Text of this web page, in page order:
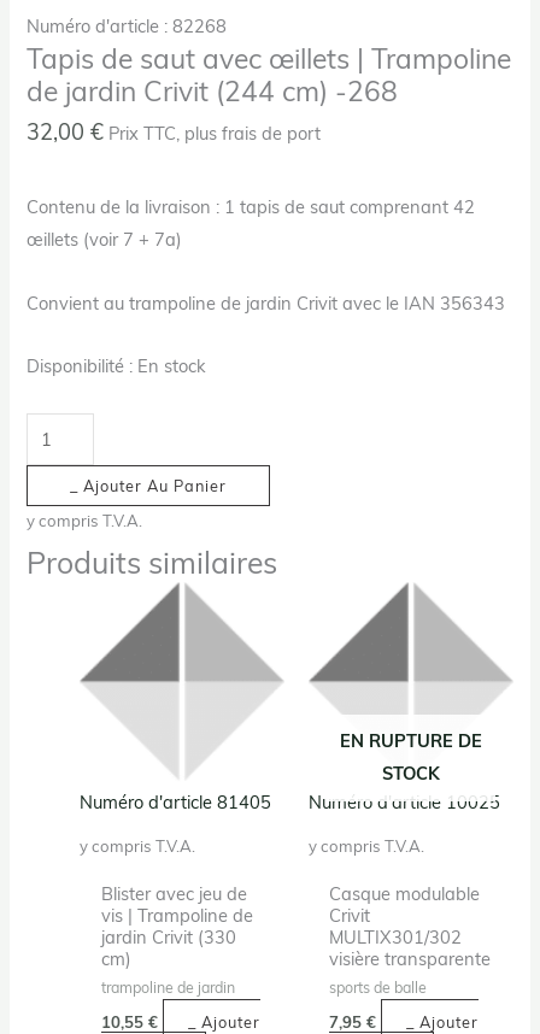
Numéro d'article : 82268
Tapis de saut avec œillets | Trampoline
de jardin Crivit (244 cm) -268
32,00€ Prix TTC, plus frais de port
Contenu de la livraison : 1 tapis de saut comprenant 42
œillets (voir 7 + 7a)
Convient au trampoline de jardin Crivit avec le IAN 356343
Disponibilité : En stock
_ Ajouter Au Panier
y compris T.V.A.
Produits similaires
Numéro d'article 81405
y compris T.V.A.
Blister avec jeu de
vis | Trampoline de
jardin Crivit (330
cm)
trampoline de jardin
10,55 €
_ Ajouter
EN RUPTURE DE
STOCK
Numéro d'article 10025
y compris T.V.A.
Casque modulable
Crivit
MULTIX301/302
visière transparente
sports de balle
7,95€
_ Ajouter